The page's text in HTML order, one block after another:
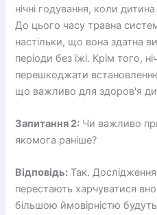
нічні годування, коли
До цього часу травна
настільки, що вона здатна
періоди без їжі. Крім того,
перешкоджати
що важливо для здоров'я
Запитання 2: Чи важливо
якомога раніше?
Відповідь: Так.
перестають харчуватися
більшою ймовірністю